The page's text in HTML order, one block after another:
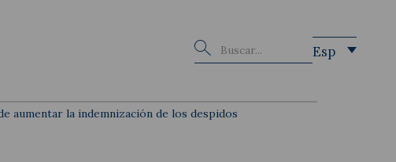
Buscar Esp
aumentar la indemnización de los despidos